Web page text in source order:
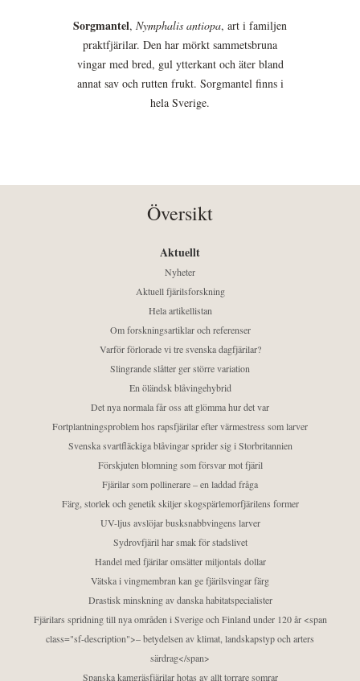
Sorgmantel, Nymphalis antiopa, art i familjen
praktfjärilar. Den har mörkt sammetsbruna
vingar med bred, gul ytterkant och äter bland
annat sav och rutten frukt. Sorgmantel finns i
hela Sverige.
Översikt
Aktuellt
Nyheter
Aktuell fjärilsforskning
Hela artikellistan
Om forskningsartiklar och referenser
Varför förlorade vi tre svenska dagfjärilar?
Slingrande slåtter ger större variation
En öländsk blåvingehybrid
Det nya normala får oss att glömma hur det var
Fortplantningsproblem hos rapsfjärilar efter värmestress som larver
Svenska svartfläckiga blåvingar sprider sig i Storbritannien
Förskjuten blomning som försvar mot fjäril
Fjärilar som pollinerare – en laddad fråga
Färg, storlek och genetik skiljer skogspärlemorfjärilens former
UV-ljus avslöjar busksnabbvingens larver
Sydrovfjäril har smak för stadslivet
Handel med fjärilar omsätter miljontals dollar
Vätska i vingmembran kan ge fjärilsvingar färg
Drastisk minskning av danska habitatspecialister
Fjärilars spridning till nya områden i Sverige och Finland under 120 år <span
class="sf-description">– betydelsen av klimat, landskapstyp och arters
särdrag</span>
Spanska kamgräsfjärilar hotas av allt torrare somrar